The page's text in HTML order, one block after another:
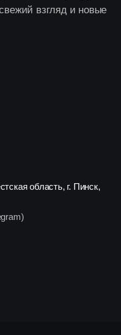
взгляд и новые
область, г. Пинск,